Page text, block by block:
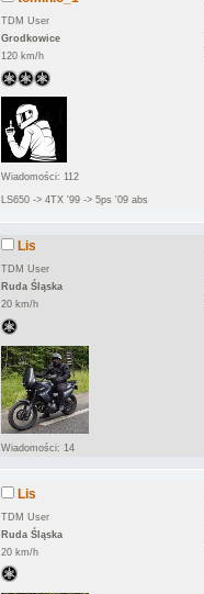
TDM User
Grodkowice
120 km/h
Wiadomości: 112
LS650 -> 4TX '99 -> 5ps '09 abs
Lis
TDM User
Ruda Śląska
20 km/h
Wiadomości: 14
Lis
TDM User
Ruda Śląska
20 km/h